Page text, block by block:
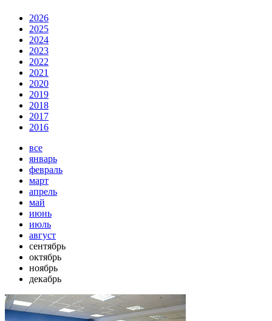
2026
2025
2024
2023
2022
2021
2020
2019
2018
2017
2016
все
январь
февраль
март
апрель
май
июнь
июль
август
сентябрь
октябрь
ноябрь
декабрь